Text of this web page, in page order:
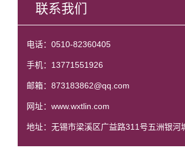
联系我们
电话：0510-82360405
手机：13771551926
邮箱：873183862@qq.com
网址：www.wxtlin.com
地址：无锡市梁溪区广益路311号五洲银河